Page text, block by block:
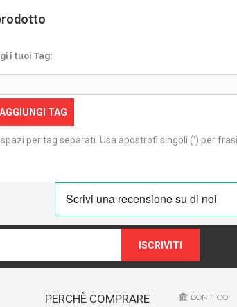
i tuoi Tag:
AGGIUNGI TAG
spazi per tag separati. Usa apostrofi singoli (') per
ISCRIVITI
PERCHÈ COMPRARE
BONIFICO